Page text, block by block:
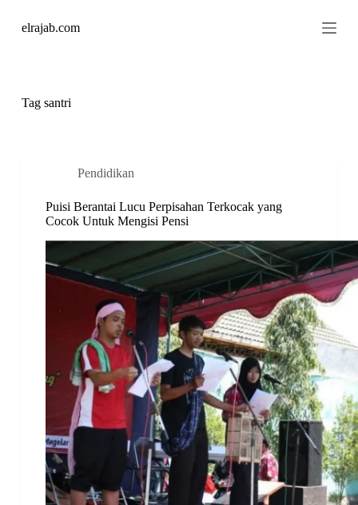
kelrajab.com
Tagsantri
Pendidikan
Puisi Berantai Lucu Perpisahan Terkocak yang
Cocok Untuk Mengisi Pensi